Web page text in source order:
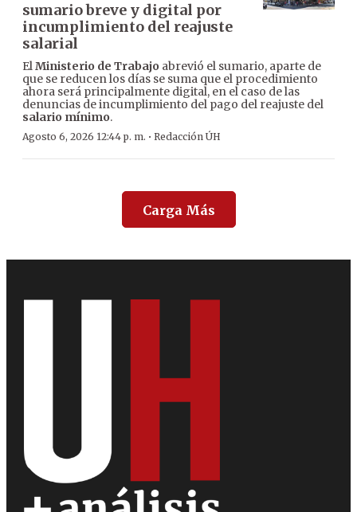
sumario breve y digital por
incumplimiento del reajuste
salarial
ElMinisterio de Trabajo abrevió el sumario, aparte de
que se reducen los días se suma que el procedimiento
ahora será principalmente digital, en el caso de las
denuncias de incumplimiento del pago del reajuste del
salario mínimo.
Agosto 6, 2026 12:44 p. m. · Redacción ÚH
Carga Más